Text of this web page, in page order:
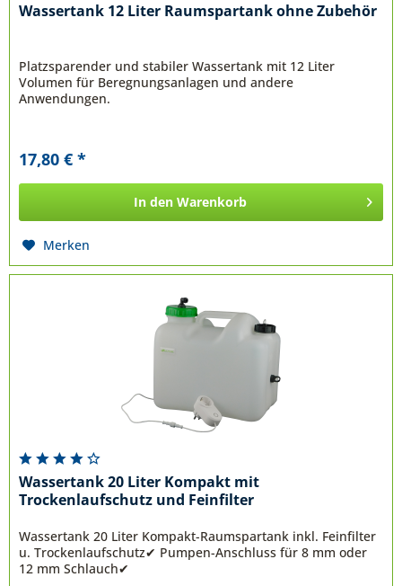
Wassertank 12 Liter Raumspartank ohne Zubehör
Platzsparender und stabiler Wassertank mit 12 Liter
Volumen für Beregnungsanlagen und andere
Anwendungen.
17,80 € *
In den Warenkorb
Merken
Wassertank 20 Liter Kompakt mit
Trockenlaufschutz und Feinfilter
Wassertank 20 Liter Kompakt-Raumspartank inkl. Feinfilter
u. Trockenlaufschutz✔ Pumpen-Anschluss für 8 mm oder
12 mm Schlauch✔